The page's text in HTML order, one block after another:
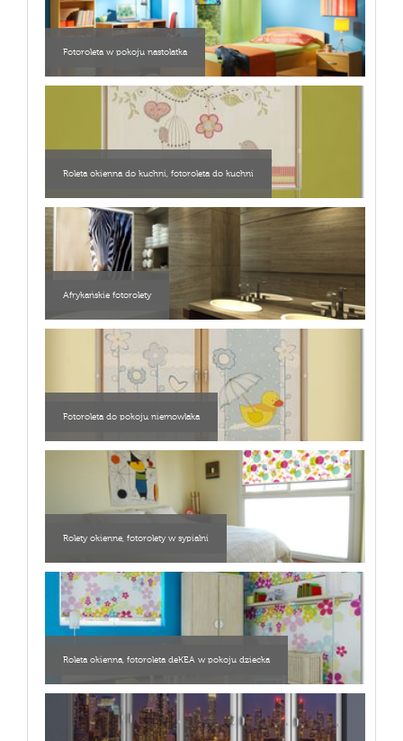
Fotoroleta w pokoju nastolatka
Roleta okienna do kuchni, fotoroleta do kuchni
Afrykańskie fotorolety
Fotoroleta do pokoju niemowlaka
Rolety okienne, fotorolety w sypialni
Roleta okienna, fotoroleta deKEA w pokoju dziecka